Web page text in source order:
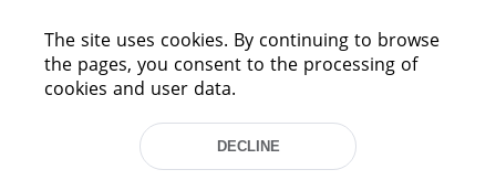
The site uses cookies. By continuing to browse
the pages, you consent to the processing of
cookies and user data.
DECLINE